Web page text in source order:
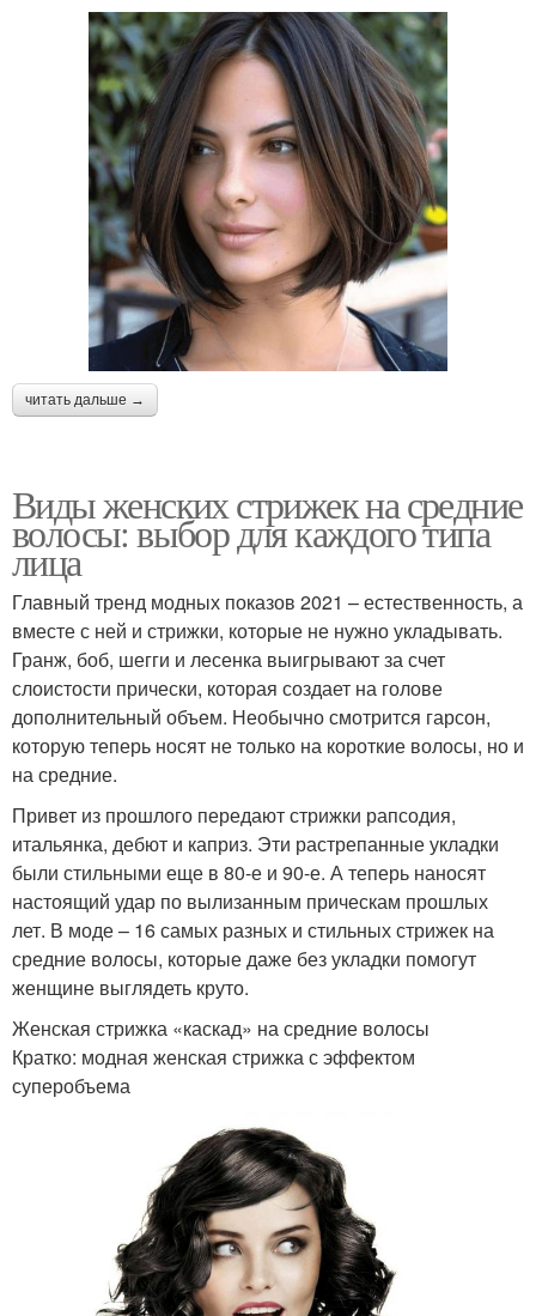
читать дальше →
Виды женских стрижек на средние
волосы: выбор для каждого типа
лица
Главный тренд модных показов 2021 – естественность, а
вместе с ней и стрижки, которые не нужно укладывать.
Гранж, боб, шегги и лесенка выигрывают за счет
слоистости прически, которая создает на голове
дополнительный объем. Необычно смотрится гарсон,
которую теперь носят не только на короткие волосы, но и
на средние.
Привет из прошлого передают стрижки рапсодия,
итальянка, дебют и каприз. Эти растрепанные укладки
были стильными еще в 80-е и 90-е. А теперь наносят
настоящий удар по вылизанным прическам прошлых
лет. В моде – 16 самых разных и стильных стрижек на
средние волосы, которые даже без укладки помогут
женщине выглядеть круто.
Женская стрижка «каскад» на средние волосы
Кратко: модная женская стрижка с эффектом
суперобъема